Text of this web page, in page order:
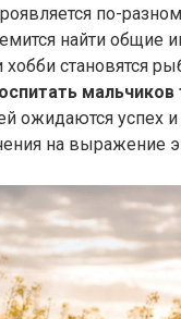
по-
найти общие
становятся
ожидаются успех
на выражение